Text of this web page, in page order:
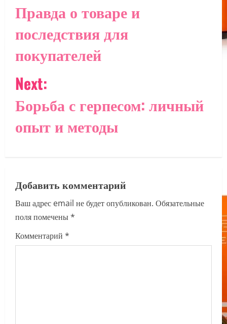
s
t
n
a
v
i
t
i
o
Правда о товаре и
последствия для
покупателей
Next:
Борьба с герпесом: личный
опыт и методы
Добавить комментарий
Ваш адрес email не будет опубликован. Обязательные
поля помечены*
Комментарий *